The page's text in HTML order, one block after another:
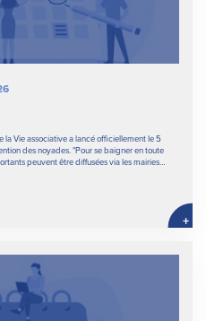
la Vie associative a lancé officiellement le 5
des noyades. "Pour se baigner en toute
peuvent être diffusées via les mairies…
+